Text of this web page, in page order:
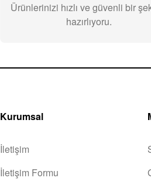
Ürünlerinizi hızlı ve güvenli bir
hazırlıyoru.
Kurumsal
İletişim
İletişim Formu